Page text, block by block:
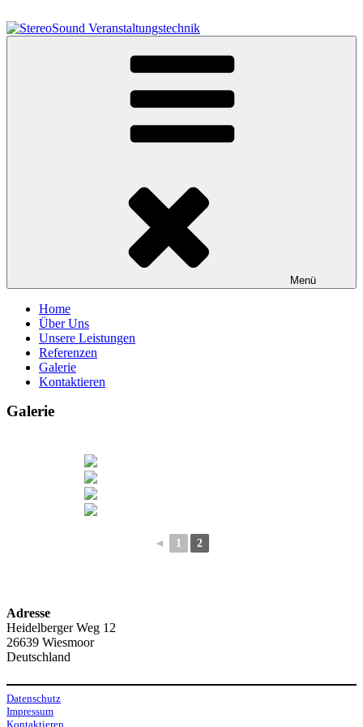
Inhalt
springen
StereoSound Veranstaltungstechnik
Menü
Home
Über Uns
Unsere Leistungen
Referenzen
Galerie
Kontaktieren
Galerie
◄ 1 2
Adresse
Heidelberger Weg 12
26639 Wiesmoor
Deutschland
Datenschutz
Impressum
Kontaktieren